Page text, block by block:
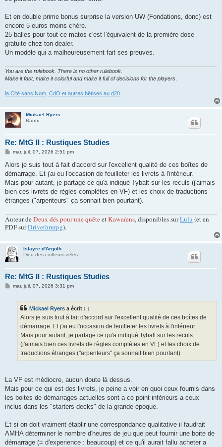
Et en double prime bonus surprise la version UW (Fondations, donc) est
encore 5 euros moins chère.
25 balles pour tout ce matos c'est l'équivalent de la première dose
gratuite chez ton dealer.
Un modèle qui a malheureusement fait ses preuves.
You are the rulebook. There is no other rulebook.
Make it fast, make it colorful and make it full of decisions for the players
la Cité sans Nom, CdO et autres bêtises au d20
Mickael Ryers
Banni
Re: MtG II : Rustiques Studies
M
s
a
g
mar. juil. 07, 2026 2:51 pm
Alors je suis tout à fait d'accord sur l'excellent qualité de ces boîtes de
démarrage. Et j'ai eu l'occasion de feuilleter les livrets à l'intérieur.
Mais pour autant, je partage ce qu'a indiqué Tybalt sur les reculs (j'aimais
bien ces livrets de règles complètes en VF) et les choix de traductions
étranges ("arpenteurs" ça sonnait bien pourtant).
Auteur deDeux dés pour une quêteetKawaïens, disponibles surLulu (et en
PDF surDrivethrurpg).
Islayre d'Argolh
Dieu des coiffeurs zélés
Re: MtG II : Rustiques Studies
Mmar. juil. 07, 2026 3:31 pm
Mickael Ryers a écrit : ↑
Alors je suis tout à fait d'accord sur l'excellent qualité de ces boîtes de
démarrage. Et j'ai eu l'occasion de feuilleter les livrets à l'intérieur.
Mais pour autant, je partage ce qu'a indiqué Tybalt sur les reculs
(j'aimais bien ces livrets de règles complètes en VF) et les choix de
traductions étranges ("arpenteurs" ça sonnait bien pourtant).
La VF est médiocre, aucun doute là dessus.
Mais pour ce qui est des livrets, je peine a voir en quoi ceux fournis dans
les boites de démarrages actuelles sont a ce point inférieurs a ceux
inclus dans les "starters decks" de la grande époque.
Et si on doit vraiment établir une correspondance qualitative il faudrait
AMHA déterminer le nombre d'heures de jeu que peut fournir une boite de
démarrage (= d'experience : beaucoup) et ce qu'il aurait fallu acheter a